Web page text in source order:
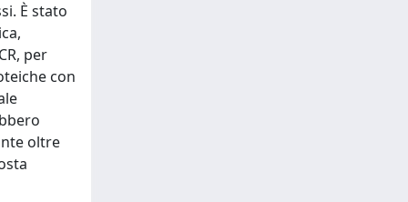
È stato
per
con
oltre